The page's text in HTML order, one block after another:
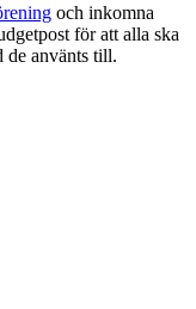
och inkomna
för att alla ska
de använts till.